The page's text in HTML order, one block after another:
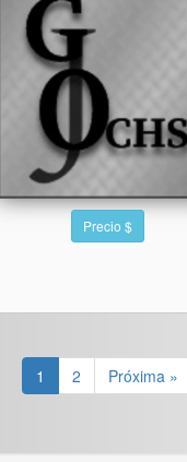
Precio $
1 2 Próxima »